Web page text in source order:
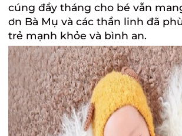
cúng đầy tháng cho bé vẫn
ơn Bà Mụ và các thần linh đã
trẻ mạnh khỏe và bình an.